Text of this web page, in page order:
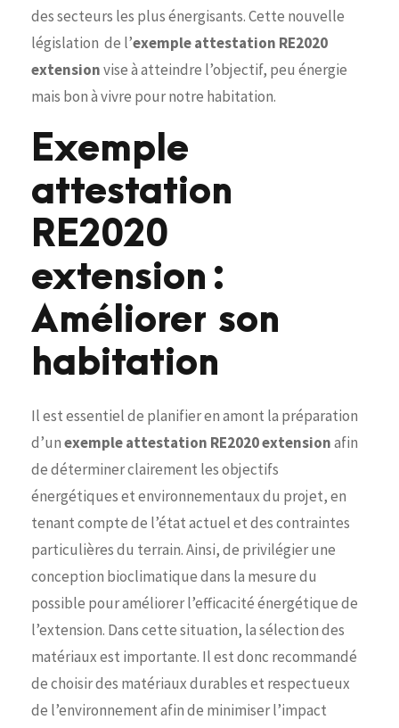
des secteurs les plus énergisants. Cette nouvelle
législation de l’exemple attestation RE2020
extensionvise à atteindre l’objectif, peu énergie
mais bon à vivre pour notre habitation.
Exemple
attestation
RE2020
extension :
Améliorer son
habitation
Il est essentiel de planifier en amont la préparation
d’unexemple attestation RE2020 extensionafin
de déterminer clairement les objectifs
énergétiques et environnementaux du projet, en
tenant compte de l’état actuel et des contraintes
particulières du terrain. Ainsi, de privilégier une
conception bioclimatique dans la mesure du
possible pour améliorer l’efficacité énergétique de
l’extension. Dans cette situation, la sélection des
matériaux est importante. Il est donc recommandé
de choisir des matériaux durables et respectueux
de l’environnement afin de minimiser l’impact